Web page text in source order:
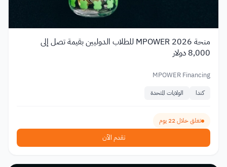
منحة MPOWER 2026 للطلاب الدوليين بقيمة تصل إلى
8,000 دولار
MPOWER Financing
كندا الولايات المتحدة
تغلق خلال 22 يوم
تقدم الآن